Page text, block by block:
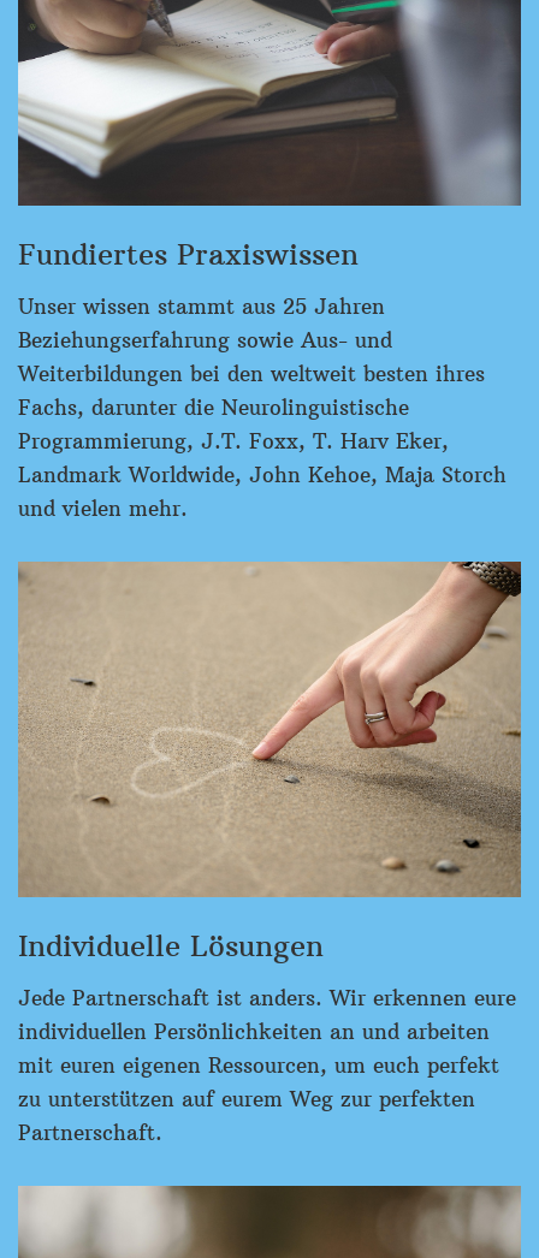
Fundiertes Praxiswissen
Unser wissen stammt aus 25 Jahren
Beziehungserfahrung sowie Aus- und
Weiterbildungen bei den weltweit besten ihres
Fachs, darunter die Neurolinguistische
Programmierung, J.T. Foxx, T. Harv Eker,
Landmark Worldwide, John Kehoe, Maja Storch
und vielen mehr.
Individuelle Lösungen
Jede Partnerschaft ist anders. Wir erkennen eure
individuellen Persönlichkeiten an und arbeiten
mit euren eigenen Ressourcen, um euch perfekt
zu unterstützen auf eurem Weg zur perfekten
Partnerschaft.